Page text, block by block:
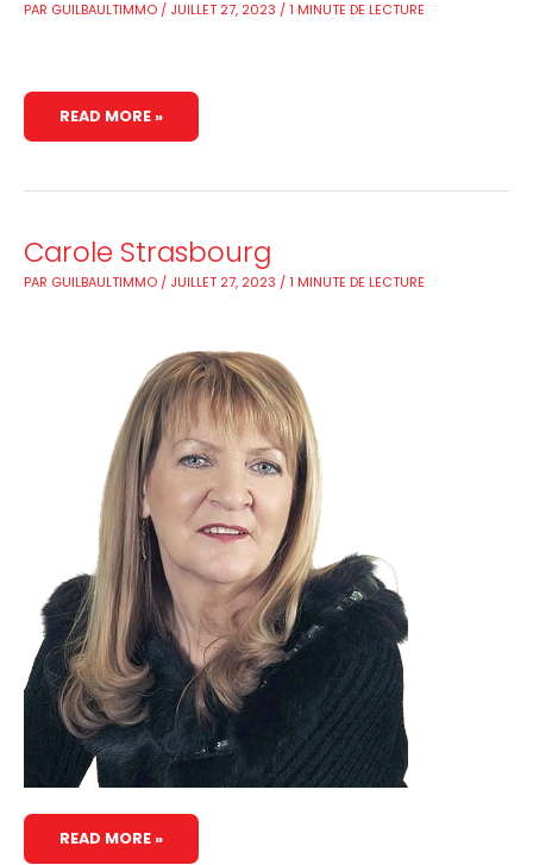
PAR GUILBAULTIMMO / JUILLET 27, 2023 / 1 MINUTE DE LECTURE
READ MORE »
Carole Strasbourg
PAR GUILBAULTIMMO / JUILLET 27, 2023 / 1 MINUTE DE LECTURE
CAROLE
STRASBOURG
READ MORE »